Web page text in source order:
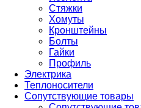
Стяжки
Хомуты
Кронштейны
Болты
Гайки
Профиль
Электрика
Теплоносители
Сопутствующие товары